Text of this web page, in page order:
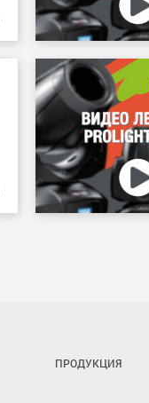
ПРОДУКЦИЯ